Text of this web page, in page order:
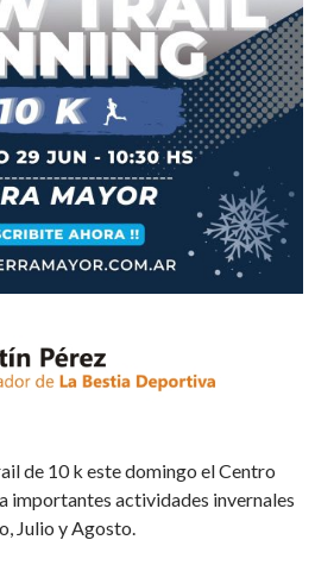
de 10 k este domingo el Centro
importantes actividades invernales
Julio y Agosto.